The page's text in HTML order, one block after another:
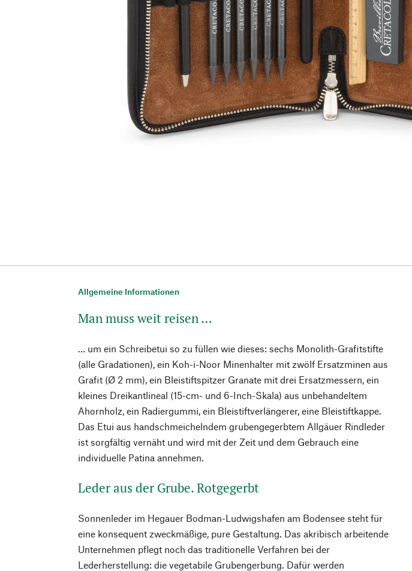
Allgemeine Informationen
Man muss weit reisen …
… um ein Schreibetui so zu füllen wie dieses: sechs Monolith-Grafitstifte
(alle Gradationen), ein Koh-i-Noor Minenhalter mit zwölf Ersatzminen aus
Grafit (Ø 2 mm), ein Bleistiftspitzer Granate mit drei Ersatzmessern, ein
kleines Dreikantlineal (15-cm- und 6-Inch-Skala) aus unbehandeltem
Ahornholz, ein Radiergummi, ein Bleistiftverlängerer, eine Bleistiftkappe.
Das Etui aus handschmeichelndem grubengegerbtem Allgäuer Rindleder
ist sorgfältig vernäht und wird mit der Zeit und dem Gebrauch eine
individuelle Patina annehmen.
Leder aus der Grube. Rotgegerbt
Sonnenleder im Hegauer Bodman-Ludwigshafen am Bodensee steht für
eine konsequent zweckmäßige, pure Gestaltung. Das akribisch arbeitende
Unternehmen pflegt noch das traditionelle Verfahren bei der
Lederherstellung: die vegetabile Grubengerbung. Dafür werden